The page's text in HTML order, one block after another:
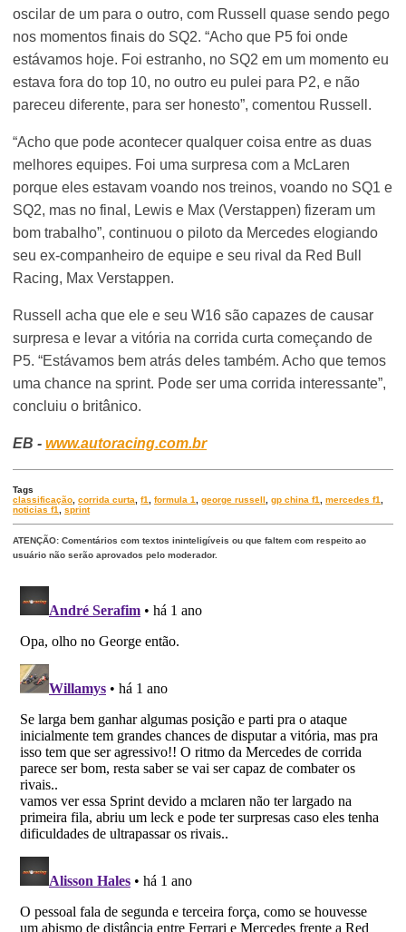
oscilar de um para o outro, com Russell quase sendo pego
nos momentos finais do SQ2. “Acho que P5 foi onde
estávamos hoje. Foi estranho, no SQ2 em um momento eu
estava fora do top 10, no outro eu pulei para P2, e não
pareceu diferente, para ser honesto”, comentou Russell.
“Acho que pode acontecer qualquer coisa entre as duas
melhores equipes. Foi uma surpresa com a McLaren
porque eles estavam voando nos treinos, voando no SQ1 e
SQ2, mas no final, Lewis e Max (Verstappen) fizeram um
bom trabalho”, continuou o piloto da Mercedes elogiando
seu ex-companheiro de equipe e seu rival da Red Bull
Racing, Max Verstappen.
Russell acha que ele e seu W16 são capazes de causar
surpresa e levar a vitória na corrida curta começando de
P5. “Estávamos bem atrás deles também. Acho que temos
uma chance na sprint. Pode ser uma corrida interessante”,
concluiu o britânico.
EB -www.autoracing.com.br
Tags
classificação ,corrida curta ,f1 ,formula 1 ,george russell ,gp china f1 ,mercedes f1
noticias f1
,sprint
ATENÇÃO: Comentários com textos ininteligíveis ou que faltem com respeito ao
usuário não serão aprovados pelo moderador.